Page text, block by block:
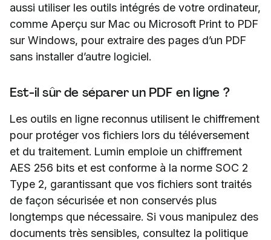
aussi utiliser les outils intégrés de votre ordinateur,
comme Aperçu sur Mac ou Microsoft Print to PDF
sur Windows, pour extraire des pages d’un PDF
sans installer d’autre logiciel.
Est-il sûr de séparer un PDF en ligne ?
Les outils en ligne reconnus utilisent le chiffrement
pour protéger vos fichiers lors du téléversement
et du traitement. Lumin emploie un chiffrement
AES 256 bits et est conforme à la norme SOC 2
Type 2, garantissant que vos fichiers sont traités
de façon sécurisée et non conservés plus
longtemps que nécessaire. Si vous manipulez des
documents très sensibles, consultez la politique